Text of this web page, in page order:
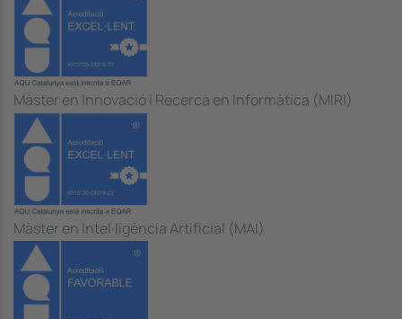
Màster en Innovació i Recerca en Informàtica (MIRI)
Màster en Intel·ligència Artificial (MAI)